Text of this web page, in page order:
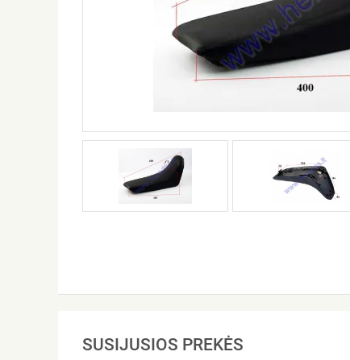
SUSIJUSIOS PREKĖS